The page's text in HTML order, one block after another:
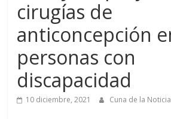
cirugías de
anticoncepción
personas con
discapacidad
10 diciembre, 2021 Cuna de la Noticia